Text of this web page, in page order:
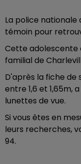
La police nationale
témoin pour
Cette adolescente
familial de
D'après la fiche de
entre 1,6 et 1,65m,
lunettes de vue.
Si vous êtes en
leurs recherches,
94.